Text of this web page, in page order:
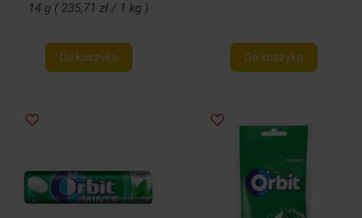
14 g ( 235,71 zł / 1 kg )
Do koszyka Do koszyka